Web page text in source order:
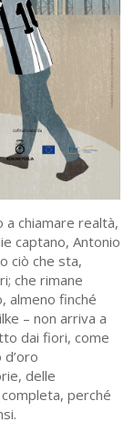
a chiamare realtà,
captano, Antonio
ciò che sta,
che rimane
almeno finché
– non arriva a
dai fiori, come
delle
perché